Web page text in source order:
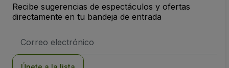
Recibe sugerencias de espectáculos y ofertas
directamente en tu bandeja de entrada
de